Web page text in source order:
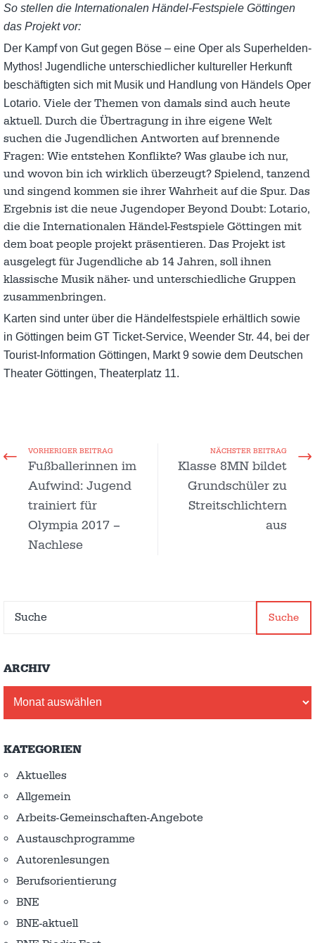
So stellen die Internationalen Händel-Festspiele Göttingen
das Projekt vor:
Der Kampf von Gut gegen Böse – eine Oper als Superhelden-
Mythos! Jugendliche unterschiedlicher kultureller Herkunft
beschäftigten sich mit Musik und Handlung von Händels Oper
Lotario. Viele der Themen von damals sind auch heute
aktuell. Durch die Übertragung in ihre eigene Welt
suchen die Jugendlichen Antworten auf brennende
Fragen: Wie entstehen Konflikte? Was glaube ich nur,
und wovon bin ich wirklich überzeugt? Spielend, tanzend
und singend kommen sie ihrer Wahrheit auf die Spur. Das
Ergebnis ist die neue Jugendoper Beyond Doubt: Lotario,
die die Internationalen Händel-Festspiele Göttingen mit
dem boat people projekt präsentieren. Das Projekt ist
ausgelegt für Jugendliche ab 14 Jahren, soll ihnen
klassische Musik näher- und unterschiedliche Gruppen
zusammenbringen.
Karten sind unter über die Händelfestspiele erhältlich sowie
in Göttingen beim GT Ticket-Service, Weender Str. 44, bei der
Tourist-Information Göttingen, Markt 9 sowie dem Deutschen
Theater Göttingen, Theaterplatz 11.
VORHERIGER BEITRAG
Fußballerinnen im
Aufwind: Jugend
trainiert für
Olympia 2017 –
Nachlese
NÄCHSTER BEITRAG
Klasse 8MN bildet
Grundschüler zu
Streitschlichtern
aus
Suche
ARCHIV
KATEGORIEN
Aktuelles
Allgemein
Arbeits-Gemeinschaften-Angebote
Austausch­programme
Autorenlesungen
Berufsorientierung
BNE
BNE-aktuell